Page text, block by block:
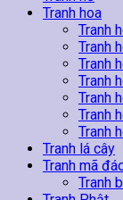
Tranh hoa
Tranh
Tranh
Tranh
Tranh
Tranh
Tranh
Tranh
Tranh lá cây
Tranh mã
Tranh